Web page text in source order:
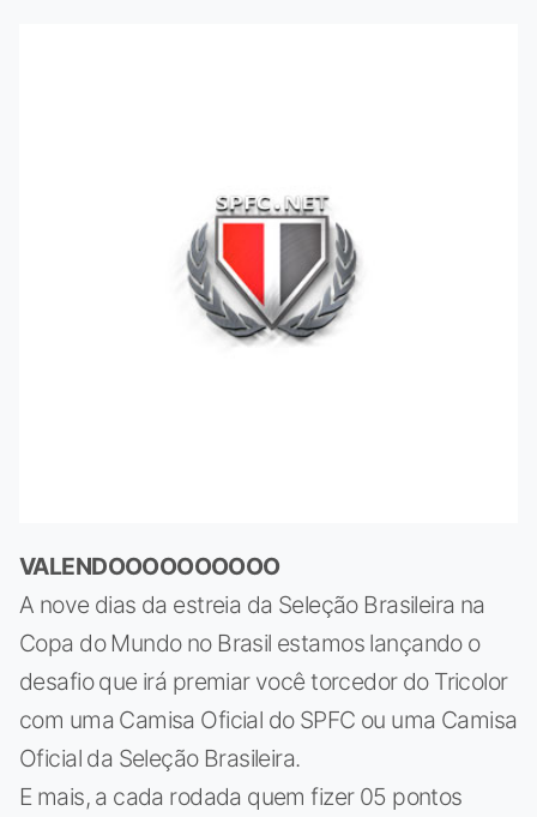
VALENDOOOOOOOOOO
A nove dias da estreia da Seleção Brasileira na
Copa do Mundo no Brasil estamos lançando o
desafio que irá premiar você torcedor do Tricolor
com uma Camisa Oficial do SPFC ou uma Camisa
Oficial da Seleção Brasileira.
E mais, a cada rodada quem fizer 05 pontos